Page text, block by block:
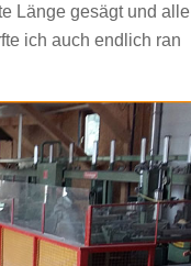
Länge gesägt und alle
ich auch endlich ran